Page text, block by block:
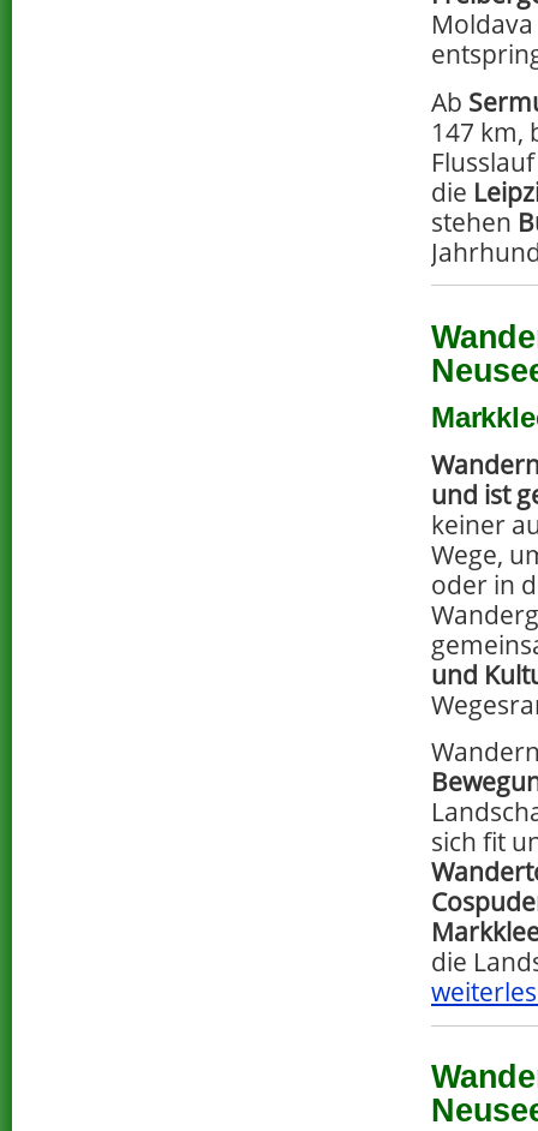
Ab
147 km,
die
stehen
und ist
keiner
Wege,
oder in
und
sich fit
die